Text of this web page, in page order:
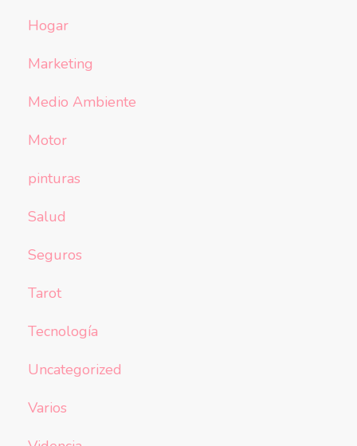
Hogar
Marketing
Medio Ambiente
Motor
pinturas
Salud
Seguros
Tarot
Tecnología
Uncategorized
Varios